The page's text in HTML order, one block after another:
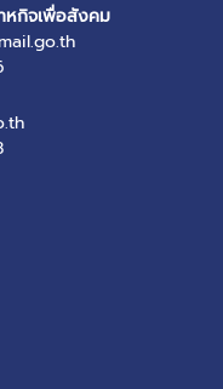
หกิจเพื่อสังคม